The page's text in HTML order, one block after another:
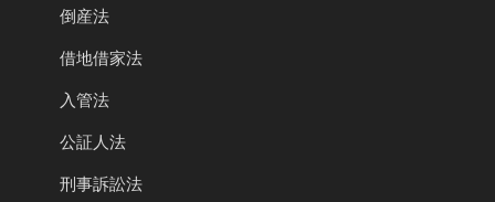
倒産法
借地借家法
入管法
公証人法
刑事訴訟法